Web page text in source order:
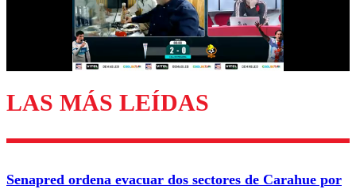
Enviar comentario
LAS MÁS LEÍDAS
Senapred ordena evacuar dos sectores de Carahue por